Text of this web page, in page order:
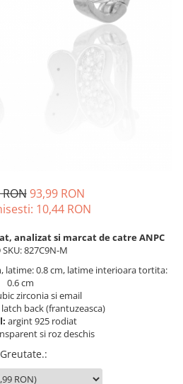
93,99 RON
10,44 RON
analizat si marcat de catre ANPC
SKU: 827C9N-M
latime: 0.8 cm, latime interioara tortita:
0.6 cm
zirconia si email
latch back (frantuzeasca)
argint 925 rodiat
si roz deschis
Greutate.: